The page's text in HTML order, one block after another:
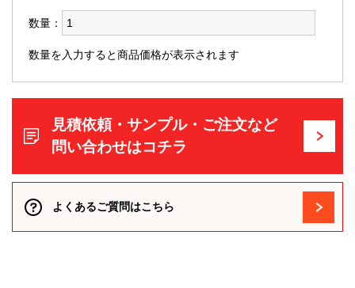
数量：
数量を入力すると商品価格が表示されます
見積依頼・サンプル・ご注文など
問い合わせはコチラ
よくあるご質問はこちら